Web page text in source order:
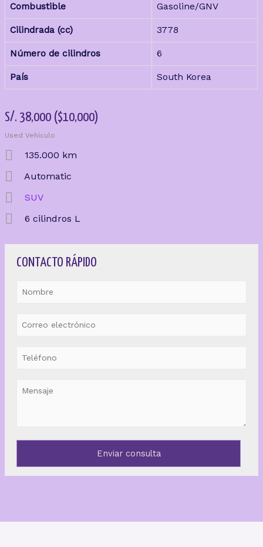
Combustible Gasoline/GNV
Cilindrada (cc) 3778
Número de cilindros 6
País South Korea
S/. 38,000 ($10,000)
Used Vehículo
135.000 km
Automatic
SUV
6 cilindros L
CONTACTO RÁPIDO
Enviar consulta